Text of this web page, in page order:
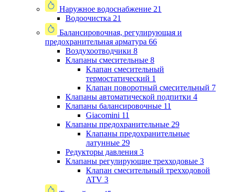
Наружное водоснабжение 21
Водоочистка 21
Балансировочная, регулирующая и
предохранительная арматура 66
Воздухоотводчики 8
Клапаны cмесительные 8
Клапан cмесительный
термостатический 1
Клапан поворотный cмесительный 7
Клапаны автоматической подпитки 4
Клапаны балансировочные 11
Giacomini 11
Клапаны предохранительные 29
Клапаны предохранительные
латунные 29
Редукторы давления 3
Клапаны регулирующие трехходовые 3
Клапан смесительный трехходовой
ATV 3